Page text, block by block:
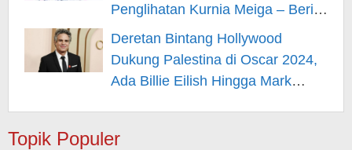
Penglihatan Kurnia Meiga – Berita
Hiburan
Deretan Bintang Hollywood
Dukung Palestina di Oscar 2024,
Ada Billie Eilish Hingga Mark
Topik Populer